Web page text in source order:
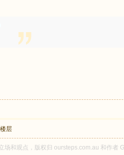
层
场和观点，版权归 oursteps.com.au 和作者